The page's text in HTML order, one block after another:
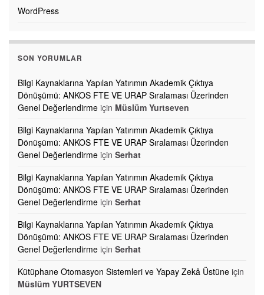
WordPress
SON YORUMLAR
Bilgi Kaynaklarına Yapılan Yatırımın Akademik Çıktıya
Dönüşümü: ANKOS FTE VE URAP Sıralaması Üzerinden
Genel Değerlendirme için Müslüm Yurtseven
Bilgi Kaynaklarına Yapılan Yatırımın Akademik Çıktıya
Dönüşümü: ANKOS FTE VE URAP Sıralaması Üzerinden
Genel Değerlendirme için Serhat
Bilgi Kaynaklarına Yapılan Yatırımın Akademik Çıktıya
Dönüşümü: ANKOS FTE VE URAP Sıralaması Üzerinden
Genel Değerlendirme için Serhat
Bilgi Kaynaklarına Yapılan Yatırımın Akademik Çıktıya
Dönüşümü: ANKOS FTE VE URAP Sıralaması Üzerinden
Genel Değerlendirme için Serhat
Kütüphane Otomasyon Sistemleri ve Yapay Zekâ Üstüne için
Müslüm YURTSEVEN